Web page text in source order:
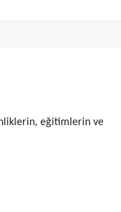
eğitimlerin ve